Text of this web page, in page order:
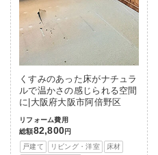
くすみのあった床がナチュラ
ルで温かさの感じられる空間
に|大阪府大阪市阿倍野区
リフォーム費用
総額82,800円
戸建て
リビング・洋室
床材